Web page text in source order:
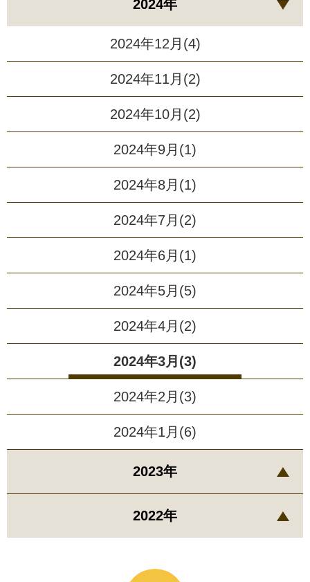
2024年
2024年12月(4)
2024年11月(2)
2024年10月(2)
2024年9月(1)
2024年8月(1)
2024年7月(2)
2024年6月(1)
2024年5月(5)
2024年4月(2)
2024年3月(3)
2024年2月(3)
2024年1月(6)
2023年
2022年